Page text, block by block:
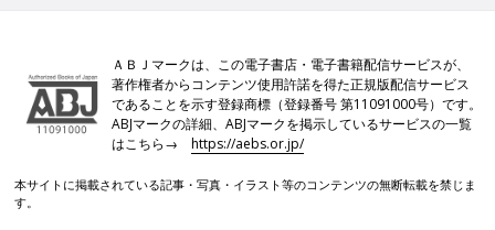
ＡＢＪマークは、この電子書店・電子書籍配信サービスが、
著作権者からコンテンツ使用許諾を得た正規版配信サービス
であることを示す登録商標（登録番号 第11091000号）です。
ABJマークの詳細、ABJマークを掲示しているサービスの一覧
はこちら→https://aebs.or.jp/
本サイトに掲載されている記事・写真・イラスト等のコンテンツの無断転載を禁じま
す。